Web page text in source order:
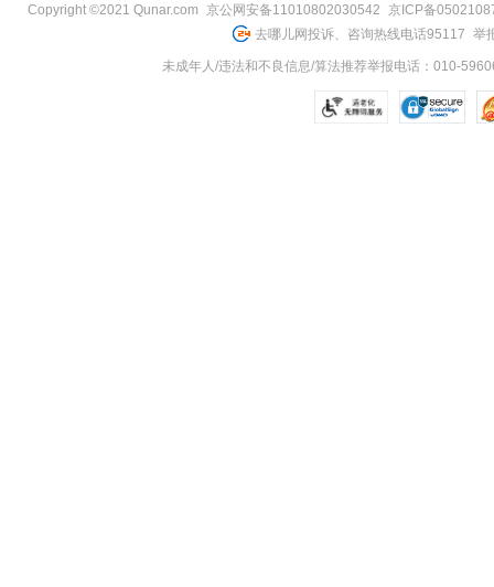
Copyright ©2021 Qunar.com 京公网安备11010802030542
京ICP备
去哪儿网投诉、咨询热线电话95117 举
未成年人/违法和不良信息/算法推荐举报电话：010-